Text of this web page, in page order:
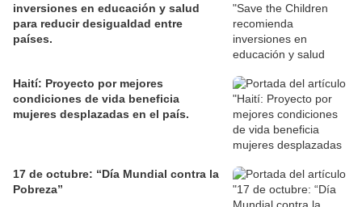
inversiones en educación y salud
para reducir desigualdad entre
países.
Haití: Proyecto por mejores
condiciones de vida beneficia
mujeres desplazadas en el país.
17 de octubre: “Día Mundial contra la
Pobreza”